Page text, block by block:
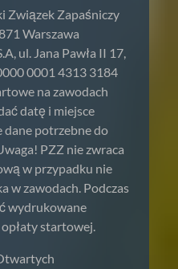
Związek Zapaśniczy
Warszawa
ul. Jana Pawła II 17,
0001 4313 3184
na zawodach
datę i miejsce
dane potrzebne do
PZZ nie zwraca
w przypadku nie
w zawodach. Podczas
wydrukowane
startowej.